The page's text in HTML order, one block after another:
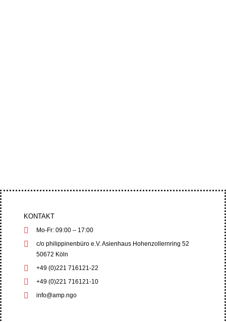
KONTAKT
Mo-Fr: 09:00 – 17:00
c/o philippinenbüro e.V. Asienhaus Hohenzollernring 52
50672 Köln
+49 (0)221 716121-22
+49 (0)221 716121-10
info@amp.ngo